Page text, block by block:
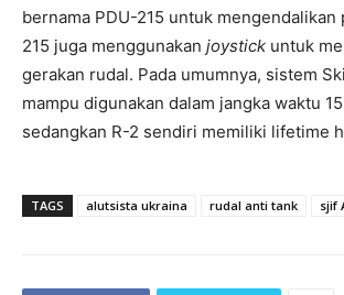
bernama PDU-215 untuk mengendalikan
215 juga menggunakan joystick untuk
gerakan rudal. Pada umumnya, sistem
mampu digunakan dalam jangka waktu
sedangkan R-2 sendiri memiliki lifetime
TAGS alutsista ukraina rudal anti tank sjif